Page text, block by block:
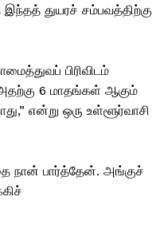
துயரச்
பிரிவிடம்
6 மாதங்கள் ஆகும்
என்று ஒரு உள்ளூர்வாசி
நான் பார்த்தேன். அங்குச்